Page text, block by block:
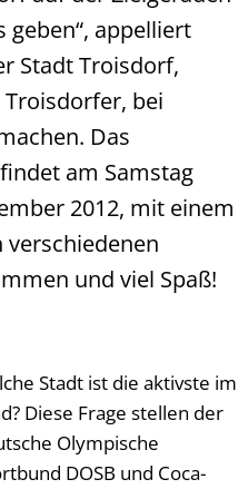
appelliert
Stadt Troisdorf,
Troisdorfer, bei
Das
am Samstag
2012, mit einem
verschiedenen
und viel Spaß!
Stadt ist die aktivste im
Diese Frage stellen der
Olympische
DOSB und Coca-